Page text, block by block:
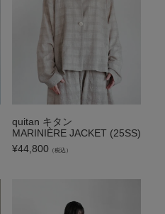
quitan キタン
MARINIÈRE JACKET (25SS)
¥44,800 （税込）